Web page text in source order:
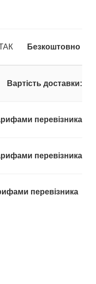
Безкоштовно
Вартість доставки:
перевізника
перевізника
перевізника